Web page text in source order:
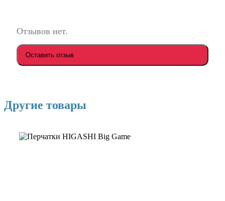
Отзывов нет.
Оставить отзыв
Другие товары